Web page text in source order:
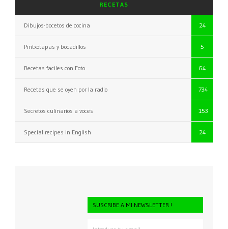
RECETAS
Dibujos-bocetos de cocina 24
Pintxotapas y bocadillos 5
Recetas faciles con Foto 64
Recetas que se oyen por la radio 734
Secretos culinarios a voces 153
Special recipes in English 24
SUSCRIBE A MI NEWSLETTER !